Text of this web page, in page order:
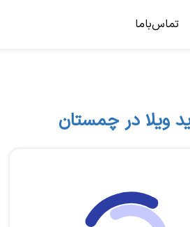
تماس‌باما
ویلا در چمستان